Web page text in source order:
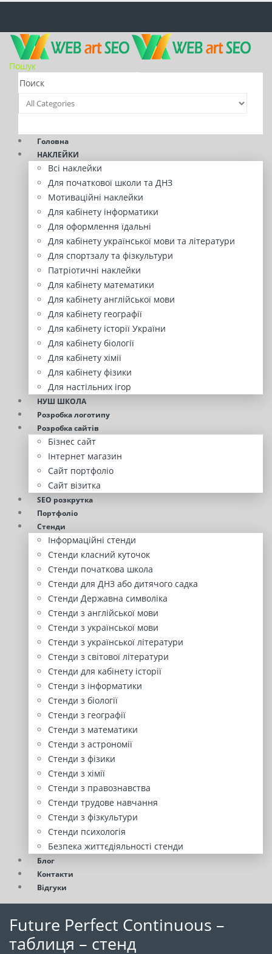
Пошук
Головна
НАКЛЕЙКИ
Всі наклейки
Для початкової школи та ДНЗ
Мотиваційні наклейки
Для кабінету інформатики
Для оформлення їдальні
Для кабінету української мови та літератури
Для спортзалу та фізкультури
Патріотичні наклейки
Для кабінету математики
Для кабінету англійської мови
Для кабінету географії
Для кабінету історії України
Для кабінету біології
Для кабінету хімії
Для кабінету фізики
Для настільних ігор
НУШ ШКОЛА
Розробка логотипу
Розробка сайтів
Бізнес сайт
Інтернет магазин
Сайт портфоліо
Сайт візитка
SEO розкрутка
Портфоліо
Стенди
Інформаційні стенди
Стенди класний куточок
Стенди початкова школа
Стенди для ДНЗ або дитячого садка
Стенди Державна символіка
Стенди з англійської мови
Стенди з української мови
Стенди з української літератури
Стенди з світової літератури
Стенди для кабінету історії
Стенди з інформатики
Стенди з біології
Стенди з географії
Стенди з математики
Стенди з астрономії
Стенди з фізики
Стенди з хімії
Стенди з правознавства
Стенди трудове навчання
Стенди з фізкультури
Стенди психологія
Безпека життєдіяльності стенди
Блог
Контакти
Відгуки
Future Perfect Continuous –
таблиця – стенд